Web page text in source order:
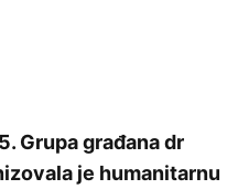
Grupa građana dr
je humanitarnu